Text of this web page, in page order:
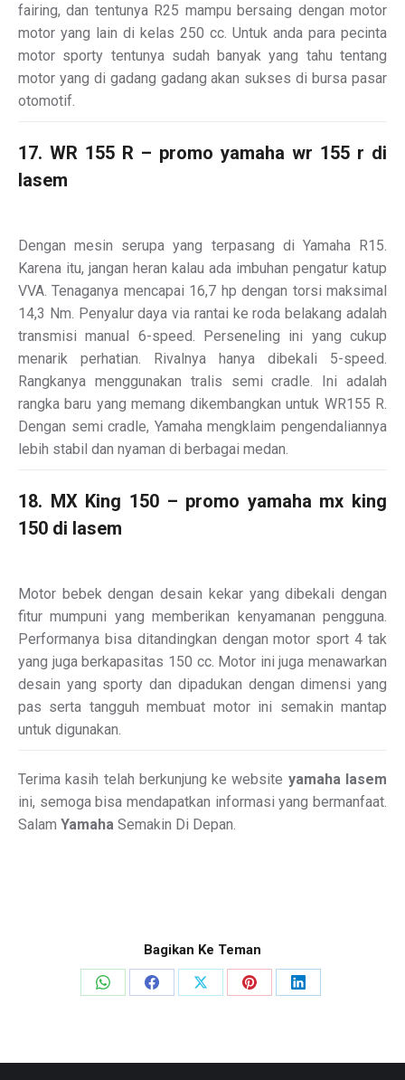
fairing, dan tentunya R25 mampu bersaing dengan motor
motor yang lain di kelas 250 cc. Untuk anda para pecinta
motor sporty tentunya sudah banyak yang tahu tentang
motor yang di gadang gadang akan sukses di bursa pasar
otomotif.
17. WR 155 R – promo yamaha wr 155 r di
lasem
Dengan mesin serupa yang terpasang di Yamaha R15.
Karena itu, jangan heran kalau ada imbuhan pengatur katup
VVA. Tenaganya mencapai 16,7 hp dengan torsi maksimal
14,3 Nm. Penyalur daya via rantai ke roda belakang adalah
transmisi manual 6-speed. Perseneling ini yang cukup
menarik perhatian. Rivalnya hanya dibekali 5-speed.
Rangkanya menggunakan tralis semi cradle. Ini adalah
rangka baru yang memang dikembangkan untuk WR155 R.
Dengan semi cradle, Yamaha mengklaim pengendaliannya
lebih stabil dan nyaman di berbagai medan.
18. MX King 150 – promo yamaha mx king
150 di lasem
Motor bebek dengan desain kekar yang dibekali dengan
fitur mumpuni yang memberikan kenyamanan pengguna.
Performanya bisa ditandingkan dengan motor sport 4 tak
yang juga berkapasitas 150 cc. Motor ini juga menawarkan
desain yang sporty dan dipadukan dengan dimensi yang
pas serta tangguh membuat motor ini semakin mantap
untuk digunakan.
Terima kasih telah berkunjung ke website yamaha lasem
ini, semoga bisa mendapatkan informasi yang bermanfaat.
Salam Yamaha Semakin Di Depan.
Bagikan Ke Teman
Share
Share
Share
Share
Share